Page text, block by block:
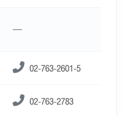
—
02-763-2601-5
02-763-2783